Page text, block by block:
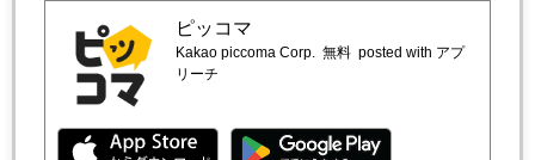
ピッコマ
Kakao piccoma Corp. 無料 posted with アプ
リーチ